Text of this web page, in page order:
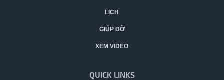
LỊCH
GIÚP ĐỠ
XEM VIDEO
QUICK LINKS